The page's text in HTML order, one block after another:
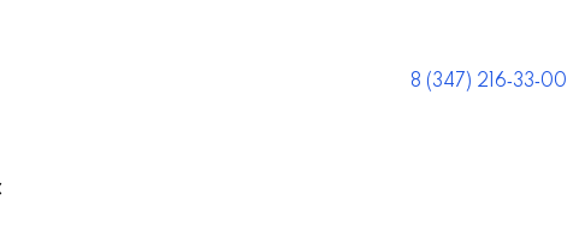
8 (347) 216‑33‑00